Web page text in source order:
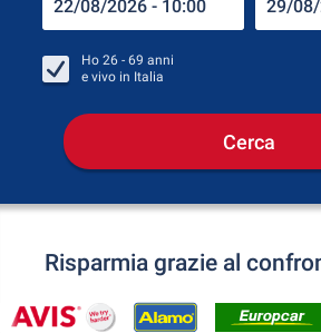
Ho 26 - 69 anni
e vivo in Italia
Cerca
Risparmia grazie al